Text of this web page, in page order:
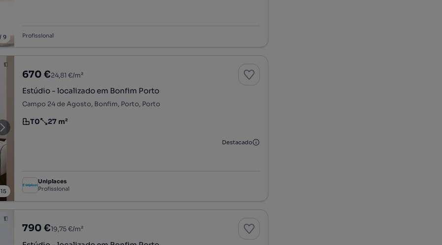
9 Profissional
15
670 €24,81 €/m²
Estúdio - localizado em Bonfim Porto
Campo 24 de Agosto, Bonfim, Porto, Porto
Tipologia
T0
Preço por metro quadrado
27 m²
Destacado
Uniplaces
Profissional
790 €19,75 €/m²